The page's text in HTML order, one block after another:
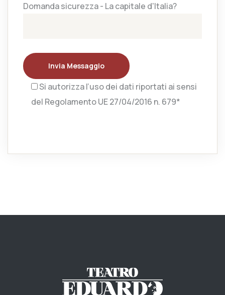
Domanda sicurezza - La capitale d'Italia?
Invia Messaggio
Si autorizza l’uso dei dati riportati ai sensi
del Regolamento UE 27/04/2016 n. 679*